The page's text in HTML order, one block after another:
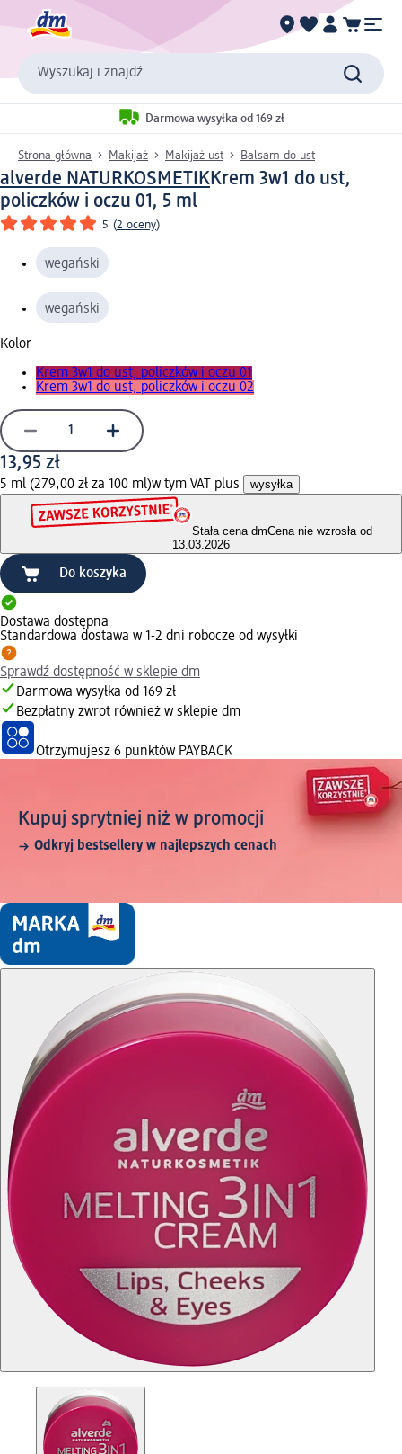
Wyszukaj i znajdź
Darmowa wysyłka od 169 zł
Strona główna Makijaż Makijaż ust Balsam do ust
alverde NATURKOSMETIKKrem 3w1 do ust,
policzków i oczu 01, 5 ml
5 (2 oceny)
wegański
wegański
Kolor
Krem 3w1 do ust, policzków i oczu 01
Krem 3w1 do ust, policzków i oczu 02
13,95 zł
5 ml (279,00 zł za 100 ml)w tym VAT plus wysyłka
Stała cena dmCena nie wzrosła od
13.03.2026
Do koszyka
Dostawa dostępna
Standardowa dostawa w 1-2 dni robocze od wysyłki
Sprawdź dostępność w sklepie dm
Darmowa wysyłka od 169 zł
Bezpłatny zwrot również w sklepie dm
Otrzymujesz 6 punktów PAYBACK
Kupuj sprytniej niż w promocji
Odkryj bestsellery w najlepszych cenach